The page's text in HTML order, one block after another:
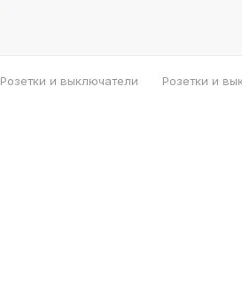
Розетки и выключатели Розетки и